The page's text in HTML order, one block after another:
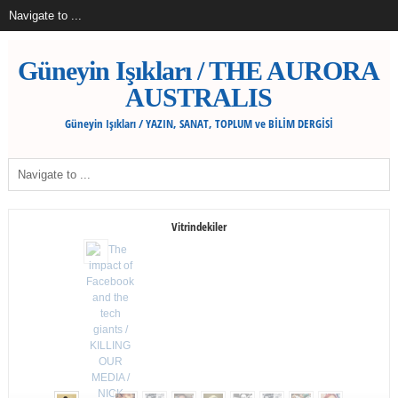
Güneyin Işıkları / THE AURORA
AUSTRALIS
Güneyin Işıkları / YAZIN, SANAT, TOPLUM ve BİLİM DERGİSİ
Vitrindekiler